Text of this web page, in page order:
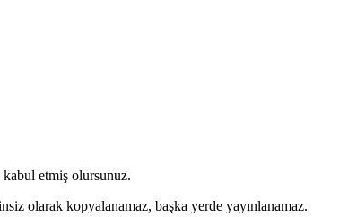
kabul etmiş olursunuz.
olarak kopyalanamaz, başka yerde yayınlanamaz.